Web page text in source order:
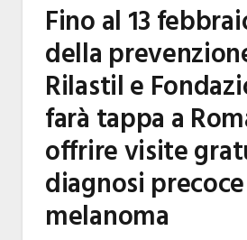
Fino al 13
della
Rilastil e
farà tappa a
offrire visite
diagnosi
melanoma